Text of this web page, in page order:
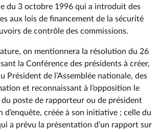
du 3 octobre 1996 qui a introduit des
aux lois de financement de la sécurité
de contrôle des commissions.
on mentionnera la résolution du 26
la Conférence des présidents à créer,
Président de l’Assemblée nationale, des
et reconnaissant à l’opposition le
poste de rapporteur ou de président
d’enquête, créée à son initiative ; celle du
a prévu la présentation d’un rapport sur